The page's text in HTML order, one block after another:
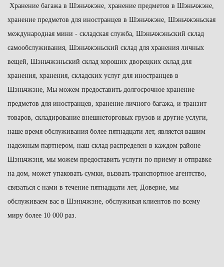
Хранение багажа в Шэньчжэне, хранение предметов в Шэньчжэне,
хранение предметов для иностранцев в Шэньчжэне, Шэньчжэньская
международная мини - складская служба, Шэньчжэньский склад
самообслуживания, Шэньчжэньский склад для хранения личных
вещей, Шэньчжэньский склад хороших дворецких склад для
хранения, хранения, складских услуг для иностранцев в
Шэньчжэне, Мы можем предоставить долгосрочное хранение
предметов для иностранцев, хранение личного багажа, и транзит
товаров, складирование внешнеторговых грузов и другие услуги,
наше время обслуживания более пятнадцати лет, является вашим
надежным партнером, наш склад распределен в каждом районе
Шэньчжэня, мы можем предоставить услуги по приему и отправке
на дом, может упаковать сумки, вызвать транспортное агентство
связаться с нами в течение пятнадцати лет, Доверие, мы
обслуживаем вас в Шэньчжэне, обслуживая клиентов по всему
миру более 10 000 раз.